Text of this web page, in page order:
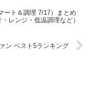
ート＆調理 7/17）まとめ
レンジ・低温調理など）
ン ベスト5ランキング